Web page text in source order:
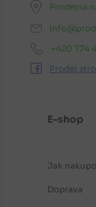
Prodejna
+420 774
Prodej
E-shop
Jak
Doprava